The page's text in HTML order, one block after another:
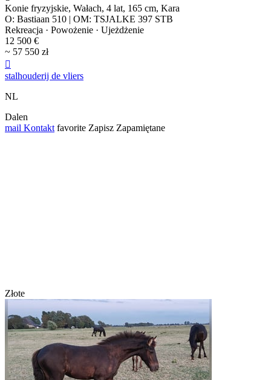
Konie fryzyjskie, Wałach, 4 lat, 165 cm, Kara
O: Bastiaan 510 | OM: TSJALKE 397 STB
Rekreacja · Powożenie · Ujeżdżenie
12 500 €
~ 57 550 zł

stalhouderij de vliers
NL
Dalen
mail Kontakt favorite Zapisz Zapamiętane
Złote